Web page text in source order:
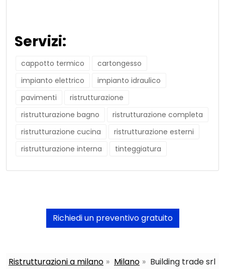
Servizi:
cappotto termico
cartongesso
impianto elettrico
impianto idraulico
pavimenti
ristrutturazione
ristrutturazione bagno
ristrutturazione completa
ristrutturazione cucina
ristrutturazione esterni
ristrutturazione interna
tinteggiatura
Richiedi un preventivo gratuito
Ristrutturazioni a milano Milano Building trade srl